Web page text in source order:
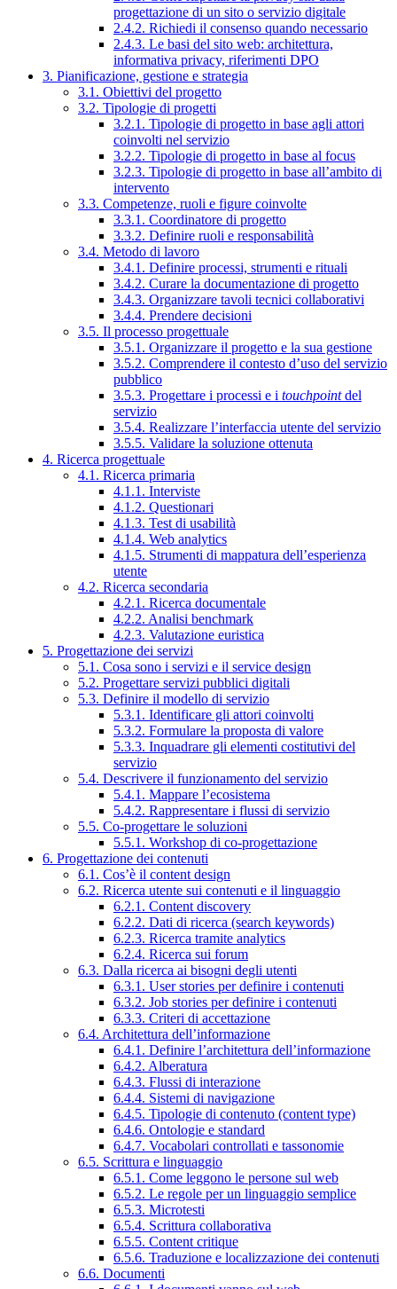
progettazione di un sito o servizio digitale
2.4.2. Richiedi il consenso quando necessario
2.4.3. Le basi del sito web: architettura,
informativa privacy, riferimenti DPO
3. Pianificazione, gestione e strategia
3.1. Obiettivi del progetto
3.2. Tipologie di progetti
3.2.1. Tipologie di progetto in base agli attori
coinvolti nel servizio
3.2.2. Tipologie di progetto in base al focus
3.2.3. Tipologie di progetto in base all’ambito di
intervento
3.3. Competenze, ruoli e figure coinvolte
3.3.1. Coordinatore di progetto
3.3.2. Definire ruoli e responsabilità
3.4. Metodo di lavoro
3.4.1. Definire processi, strumenti e rituali
3.4.2. Curare la documentazione di progetto
3.4.3. Organizzare tavoli tecnici collaborativi
3.4.4. Prendere decisioni
3.5. Il processo progettuale
3.5.1. Organizzare il progetto e la sua gestione
3.5.2. Comprendere il contesto d’uso del servizio
pubblico
3.5.3. Progettare i processi e i touchpointdel
servizio
3.5.4. Realizzare l’interfaccia utente del servizio
3.5.5. Validare la soluzione ottenuta
4. Ricerca progettuale
4.1. Ricerca primaria
4.1.1. Interviste
4.1.2. Questionari
4.1.3. Test di usabilità
4.1.4. Web analytics
4.1.5. Strumenti di mappatura dell’esperienza
utente
4.2. Ricerca secondaria
4.2.1. Ricerca documentale
4.2.2. Analisi benchmark
4.2.3. Valutazione euristica
5. Progettazione dei servizi
5.1. Cosa sono i servizi e il service design
5.2. Progettare servizi pubblici digitali
5.3. Definire il modello di servizio
5.3.1. Identificare gli attori coinvolti
5.3.2. Formulare la proposta di valore
5.3.3. Inquadrare gli elementi costitutivi del
servizio
5.4. Descrivere il funzionamento del servizio
5.4.1. Mappare l’ecosistema
5.4.2. Rappresentare i flussi di servizio
5.5. Co-progettare le soluzioni
5.5.1. Workshop di co-progettazione
6. Progettazione dei contenuti
6.1. Cos’è il content design
6.2. Ricerca utente sui contenuti e il linguaggio
6.2.1. Content discovery
6.2.2. Dati di ricerca (search keywords)
6.2.3. Ricerca tramite analytics
6.2.4. Ricerca sui forum
6.3. Dalla ricerca ai bisogni degli utenti
6.3.1. User stories per definire i contenuti
6.3.2. Job stories per definire i contenuti
6.3.3. Criteri di accettazione
6.4. Architettura dell’informazione
6.4.1. Definire l’architettura dell’informazione
6.4.2. Alberatura
6.4.3. Flussi di interazione
6.4.4. Sistemi di navigazione
6.4.5. Tipologie di contenuto (content type)
6.4.6. Ontologie e standard
6.4.7. Vocabolari controllati e tassonomie
6.5. Scrittura e linguaggio
6.5.1. Come leggono le persone sul web
6.5.2. Le regole per un linguaggio semplice
6.5.3. Microtesti
6.5.4. Scrittura collaborativa
6.5.5. Content critique
6.5.6. Traduzione e localizzazione dei contenuti
6.6. Documenti